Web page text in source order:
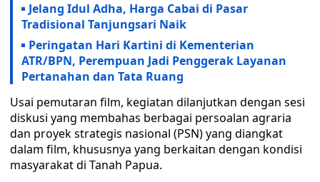
Jelang Idul Adha, Harga Cabai di Pasar
Tradisional Tanjungsari Naik
Peringatan Hari Kartini di Kementerian
ATR/BPN, Perempuan Jadi Penggerak Layanan
Pertanahan dan Tata Ruang
Usai pemutaran film, kegiatan dilanjutkan dengan sesi
diskusi yang membahas berbagai persoalan agraria
dan proyek strategis nasional (PSN) yang diangkat
dalam film, khususnya yang berkaitan dengan kondisi
masyarakat di Tanah Papua.